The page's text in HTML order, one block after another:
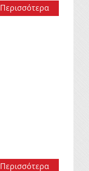
Περισσότερα
Περισσότερα